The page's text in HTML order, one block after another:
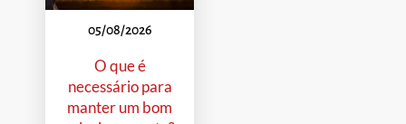
05/08/2026
O que é
necessário para
manter um bom